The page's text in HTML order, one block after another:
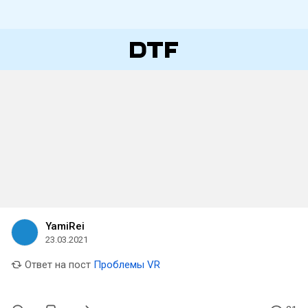
YamiRei
23.03.2021
Ответ на пост Проблемы VR